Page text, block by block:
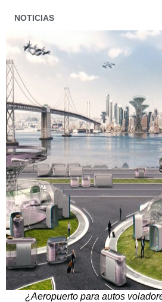
NOTICIAS
¿Aeropuerto para autos